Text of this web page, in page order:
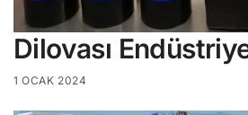
Dilovası
1 OCAK 2024